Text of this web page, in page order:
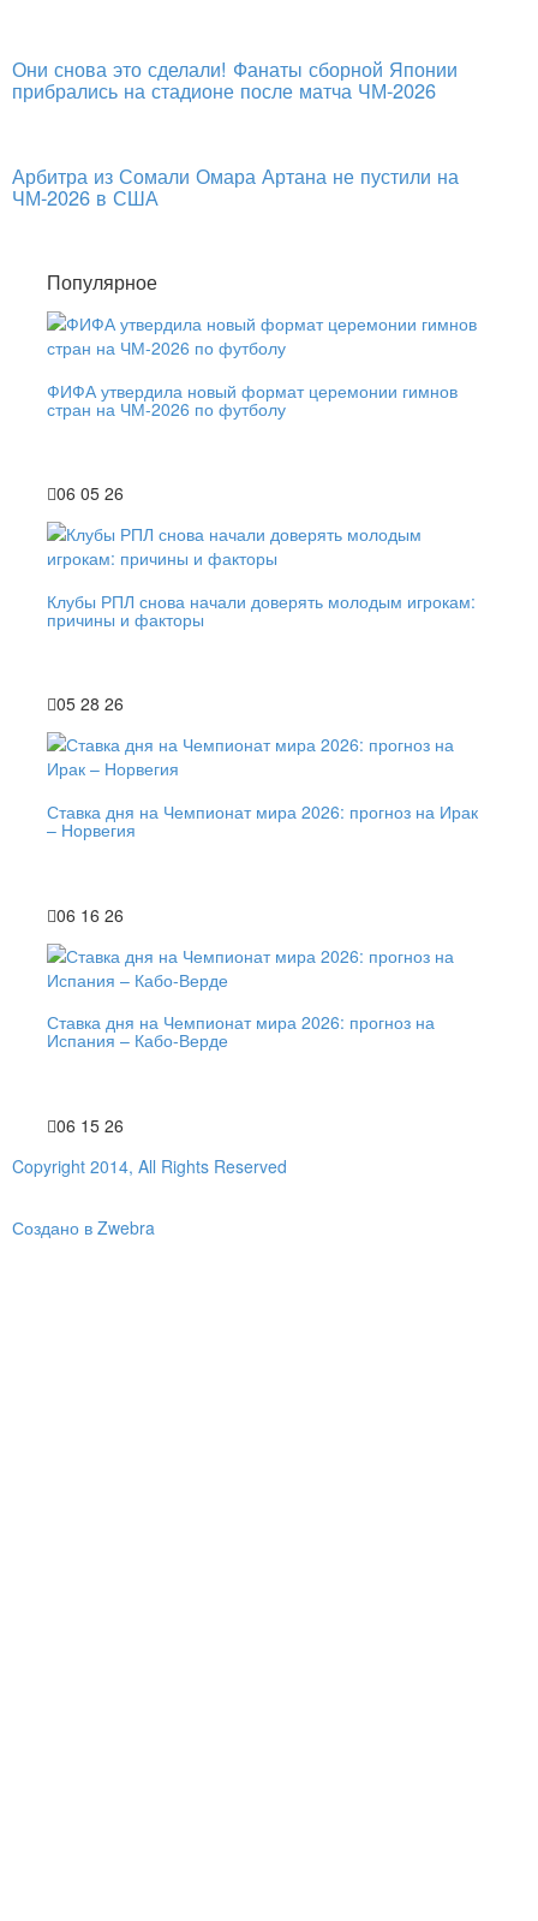
Они снова это сделали! Фанаты сборной Японии
прибрались на стадионе после матча ЧМ-2026
Арбитра из Сомали Омара Артана не пустили на
ЧМ-2026 в США
Популярное
ФИФА утвердила новый формат церемонии гимнов
стран на ЧМ-2026 по футболу
06 05 26
Клубы РПЛ снова начали доверять молодым игрокам:
причины и факторы
05 28 26
Ставка дня на Чемпионат мира 2026: прогноз на Ирак
– Норвегия
06 16 26
Ставка дня на Чемпионат мира 2026: прогноз на
Испания – Кабо-Верде
06 15 26
Copyright 2014, All Rights Reserved
Создано в Zwebra